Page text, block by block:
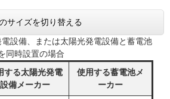
サイズを切り替える
電設備、または太陽光発電設備と蓄電池
同時設置の場合
する太陽光発電
設備メーカー
使用する蓄電池メ
ーカー